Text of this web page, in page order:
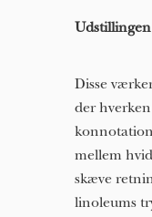
Disse
der
mellem
skæve
linoleums